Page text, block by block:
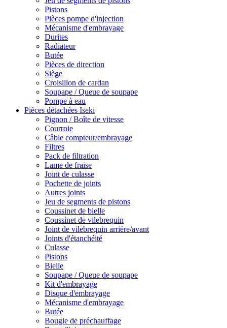
Pistons
Pièces pompe d'injection
Mécanisme d'embrayage
Durites
Radiateur
Butée
Pièces de direction
Siège
Croisillon de cardan
Soupape / Queue de soupape
Pompe à eau
Pièces détachées Iseki
Pignon / Boîte de vitesse
Courroie
Câble compteur/embrayage
Filtres
Pack de filtration
Lame de fraise
Joint de culasse
Pochette de joints
Autres joints
Jeu de segments de pistons
Coussinet de bielle
Coussinet de vilebrequin
Joint de vilebrequin arrière/avant
Joints d'étanchéité
Culasse
Pistons
Bielle
Soupape / Queue de soupape
Kit d'embrayage
Disque d'embrayage
Mécanisme d'embrayage
Butée
Bougie de préchauffage